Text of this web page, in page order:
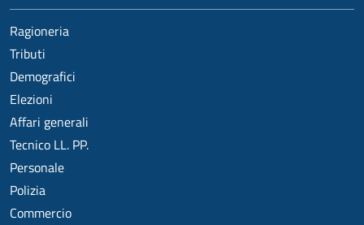
Ragioneria
Tributi
Demografici
Elezioni
Affari generali
Tecnico LL. PP.
Personale
Polizia
Commercio